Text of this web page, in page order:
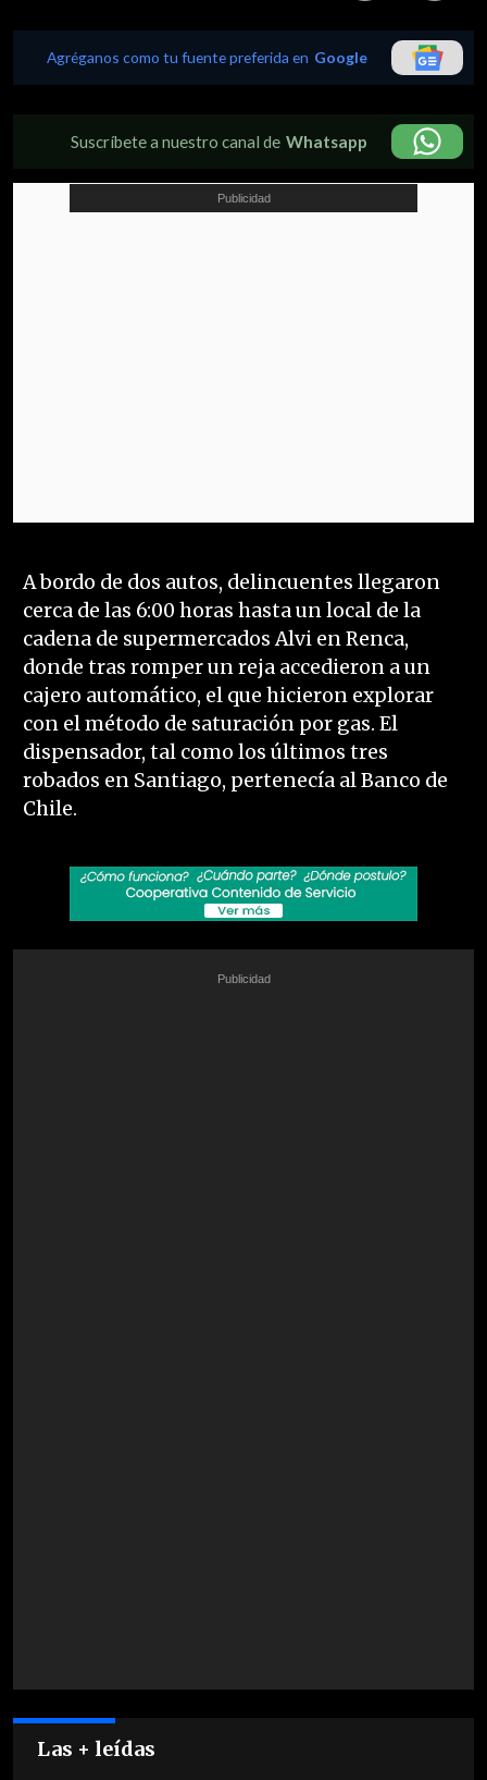
Agréganos como tu fuente preferida en Google
Suscríbete a nuestro canal de Whatsapp
A bordo de dos autos, delincuentes llegaron
cerca de las 6:00 horas hasta un local de la
cadena de supermercados Alvi en Renca,
donde tras romper un reja accedieron a un
cajero automático, el que hicieron explorar
con el método de saturación por gas. El
dispensador, tal como los últimos tres
robados en Santiago, pertenecía al Banco de
Chile.
Las + leídas